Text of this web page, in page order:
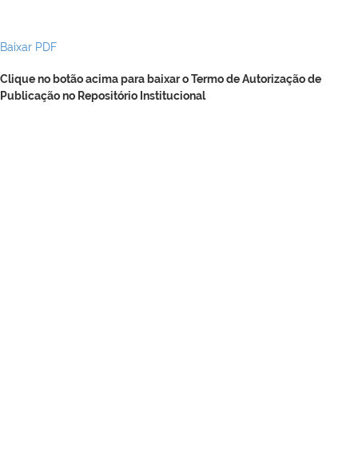
Baixar PDF
Clique no botão acima para baixar o Termo de Autorização de
Publicação no Repositório Institucional